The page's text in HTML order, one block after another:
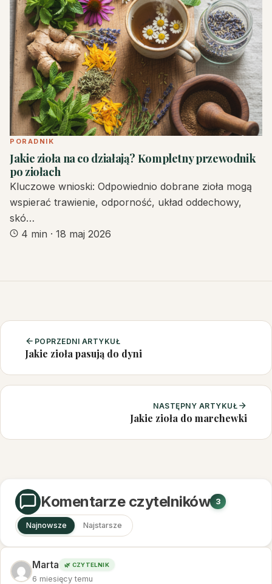
PORADNIK
Jakie zioła na co działają? Kompletny przewodnik
po ziołach
Kluczowe wnioski: Odpowiednio dobrane zioła mogą
wspierać trawienie, odporność, układ oddechowy,
skó…
4 min · 18 maj 2026
POPRZEDNI ARTYKUŁ
Jakie zioła pasują do dyni
NASTĘPNY ARTYKUŁ
Jakie zioła do marchewki
Komentarze czytelników 3
Najnowsze Najstarsze
Marta 🌿 CZYTELNIK
6 miesięcy temu